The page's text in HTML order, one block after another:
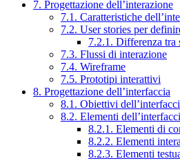
7. Progettazione dell’interazione
7.1. Caratteristiche
7.2. User stories per
7.2.1. Differenza tra
7.3. Flussi di interazione
7.4. Wireframe
7.5. Prototipi interattivi
8. Progettazione dell’interfaccia
8.1. Obiettivi
8.2. Elementi
8.2.1. Elementi di
8.2.2. Elementi
8.2.3. Elementi